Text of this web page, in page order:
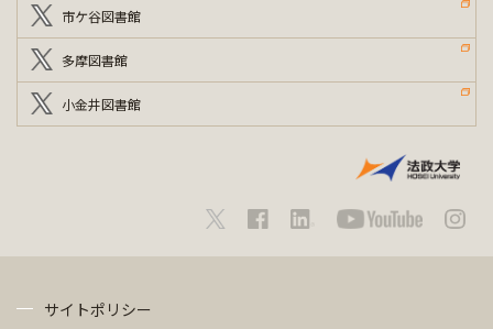
市ケ谷図書館
多摩図書館
小金井図書館
サイトポリシー